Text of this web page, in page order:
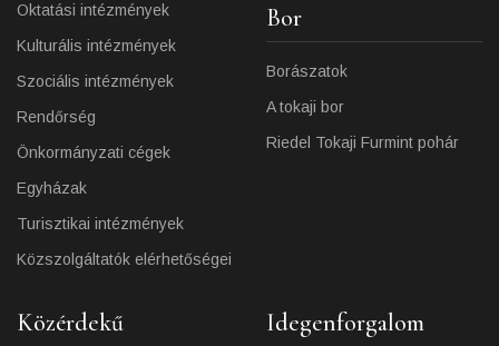
Oktatási intézmények
Kulturális intézmények
Szociális intézmények
Rendőrség
Önkormányzati cégek
Egyházak
Turisztikai intézmények
Közszolgáltatók elérhetőségei
Bor
Borászatok
A tokaji bor
Riedel Tokaji Furmint pohár
Közérdekű Idegenforgalom